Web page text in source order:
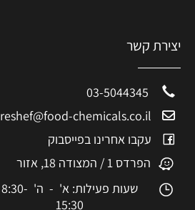
יצירת קשר
reshef@food-chemicals.co.il
עקבו אחרינו בפייסבוק
הפרדס 1 / המצודה 18, אזור
שעות פעילות: א' - ה' 8:30-
15:30